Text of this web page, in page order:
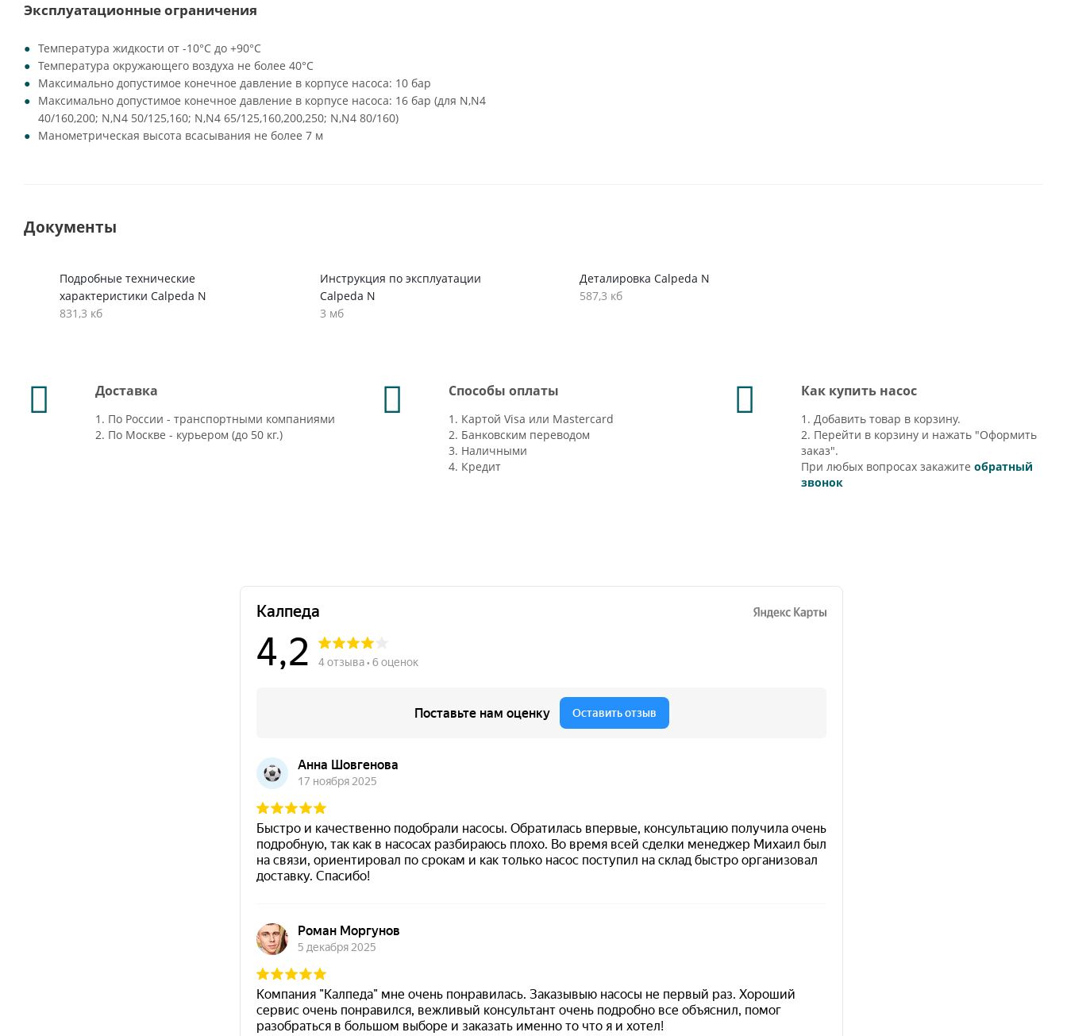
Эксплуатационные ограничения
Температура жидкости от -10°C до +90°C
Температура окружающего воздуха не более 40°C
Максимально допустимое конечное давление в корпусе насоса: 10 бар
Максимально допустимое конечное давление в корпусе насоса: 16 бар (для N,N4
40/160,200; N,N4 50/125,160; N,N4 65/125,160,200,250; N,N4 80/160)
Манометрическая высота всасывания не более 7 м
Документы
Подробные технические
характеристики Calpeda N
831,3 кб
Инструкция по эксплуатации
Calpeda N
3 мб
Деталировка Calpeda N
587,3 кб
Доставка
1. По России - транспортными компаниями
2. По Москве - курьером (до 50 кг.)
Способы оплаты
1. Картой Visa или Mastercard
2. Банковским переводом
3. Наличными
4. Кредит
Как купить насос
1. Добавить товар в корзину.
2. Перейти в корзину и нажать "Оформить
заказ".
При любых вопросах закажитеобратный
звонок